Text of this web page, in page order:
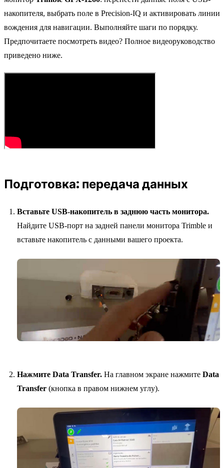
накопителя, выбрать поле в Precision-IQ и активировать линии
вождения для навигации. Выполняйте шаги по порядку.
Предпочитаете посмотреть видео? Полное видеоруководство
приведено ниже.
Подготовка: передача данных
Вставьте USB-накопитель в заднюю часть монитора.
Найдите USB-порт на задней панели монитора Trimble и
вставьте накопитель с данными вашего проекта.
Нажмите Data Transfer. На главном экране нажмите Data
Transfer (кнопка в правом нижнем углу).